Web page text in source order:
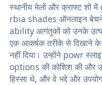
स्थानीय मेलों और क्राफ्ट शो
rbia shades ऑनलाइन
ability आगंतुकों को उनके
एक आकर्षक तरीके से दिखाने के
नहीं दिया। उन्होंने powr
options की कोशिश की और
हिस्सा थे, और वे भद्दे और